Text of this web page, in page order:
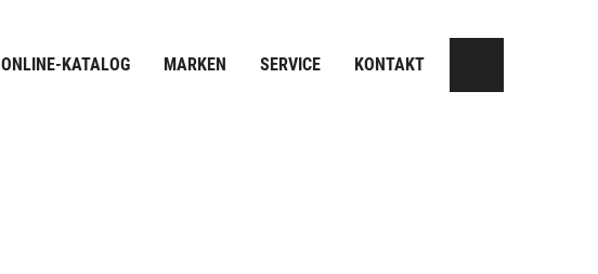
ONLINE-KATALOG MARKEN SERVICE KONTAKT